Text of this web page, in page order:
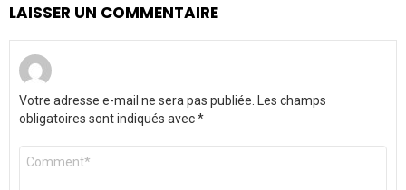
LAISSER UN COMMENTAIRE
Votre adresse e-mail ne sera pas publiée. Les champs
obligatoires sont indiqués avec*
Commentaire